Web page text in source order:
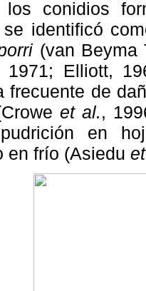
los conidios
se identificó
(van
1971; Elliott,
frecuente de
et al.,
en
en frío (Asiedu